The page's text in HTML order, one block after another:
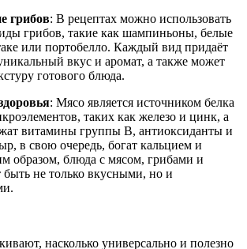
грибов: В рецептах можно использовать
грибов, такие как шампиньоны, белые
или портобелло. Каждый вид придаёт
вкус и аромат, а также может
готового блюда.
: Мясо является источником белка
таких как железо и цинк, а
витамины группы B, антиоксиданты и
в свою очередь, богат кальцием и
образом, блюда с мясом, грибами и
не только вкусными, но и
насколько универсально и полезно